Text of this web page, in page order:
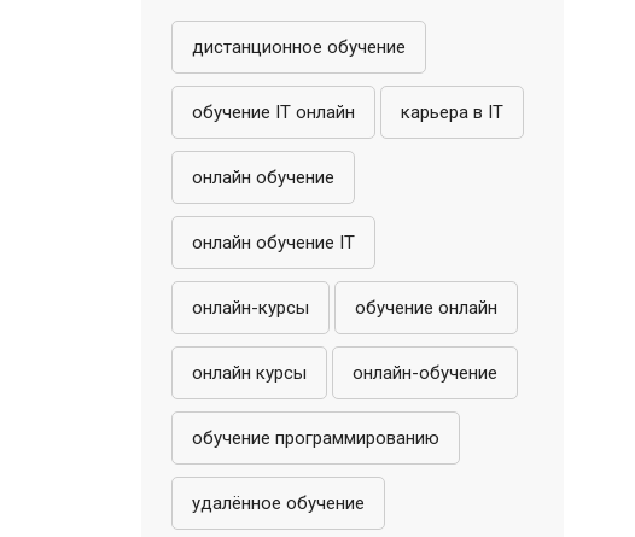
дистанционное обучение
обучение IT онлайн карьера в IT
онлайн обучение
онлайн обучение IT
онлайн-курсы обучение онлайн
онлайн курсы онлайн-обучение
обучение программированию
удалённое обучение